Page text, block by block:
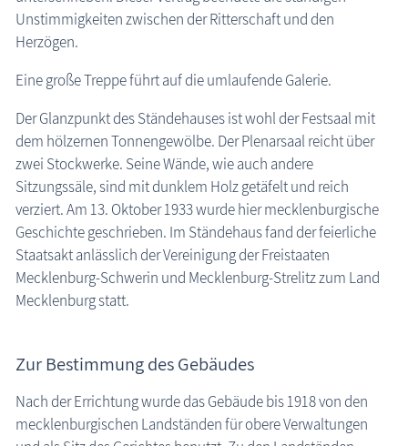
Unstimmigkeiten zwischen der Ritterschaft und den
Herzögen.
Eine große Treppe führt auf die umlaufende Galerie.
Der Glanzpunkt des Ständehauses ist wohl der Festsaal mit
dem hölzernen Tonnengewölbe. Der Plenarsaal reicht über
zwei Stockwerke. Seine Wände, wie auch andere
Sitzungssäle, sind mit dunklem Holz getäfelt und reich
verziert. Am 13. Oktober 1933 wurde hier mecklenburgische
Geschichte geschrieben. Im Ständehaus fand der feierliche
Staatsakt anlässlich der Vereinigung der Freistaaten
Mecklenburg-Schwerin und Mecklenburg-Strelitz zum Land
Mecklenburg statt.
Zur Bestimmung des Gebäudes
Nach der Errichtung wurde das Gebäude bis 1918 von den
mecklenburgischen Landständen für obere Verwaltungen